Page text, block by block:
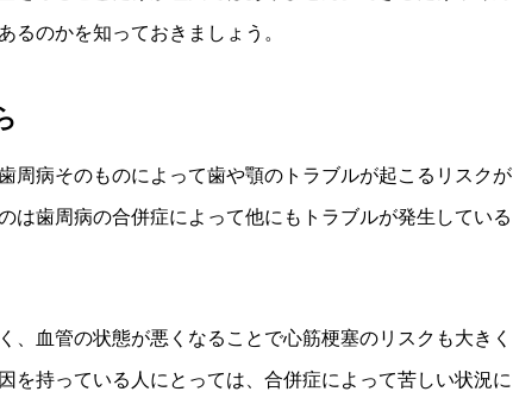
るのかを知っておきましょう。
周病そのものによって歯や顎のトラブルが起こるリスクが
は歯周病の合併症によって他にもトラブルが発生している
、血管の状態が悪くなることで心筋梗塞のリスクも大きく
を持っている人にとっては、合併症によって苦しい状況に